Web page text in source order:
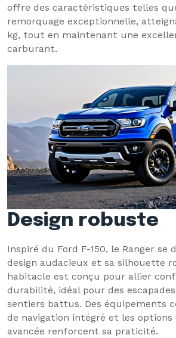
offre des caractéristiques telles
remorquage exceptionnelle,
kg, tout en maintenant une
carburant.
Design robuste
Inspiré du Ford F-150, le Ranger se
design audacieux et sa silhouette
habitacle est conçu pour allier
durabilité, idéal pour des
sentiers battus. Des équipements
de navigation intégré et les
avancée renforcent sa praticité.